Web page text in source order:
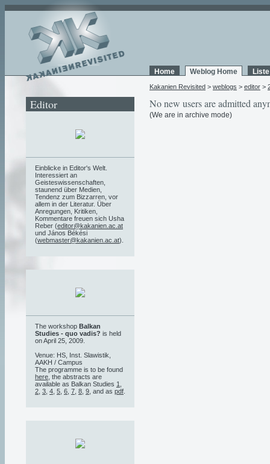
Home Weblog Home
Kakanien Revisited > weblogs > editor >
No new users are admitted
(We are in archive mode)
Editor
Einblicke in Editor's Welt.
Interessiert an
Geisteswissenschaften,
staunend über Medien,
Tendenz zum Bizzarren, vor
allem in der Literatur. Über
Anregungen, Kritiken,
Kommentare freuen sich Usha
Reber (editor@kakanien.ac.at
und János Békési
(webmaster@kakanien.ac.at).
The workshop Balkan
Studies - quo vadis? is held
on April 25, 2009.
Venue: HS, Inst. Slawistik,
AAKH / Campus
The programme is to be found
here , the abstracts are
available as Balkan Studies 1
2 3 4 5 6 7 8 9 , and as pdf